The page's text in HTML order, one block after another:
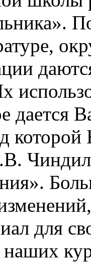
дается
для